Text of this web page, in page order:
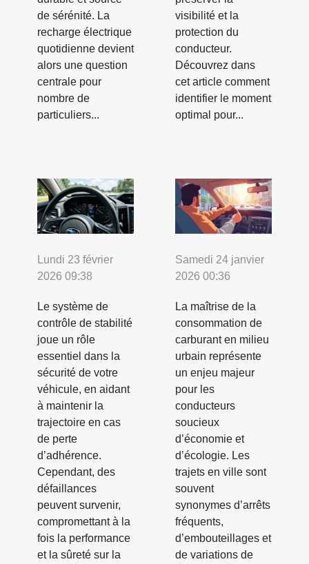
de sérénité. La
recharge électrique
quotidienne devient
alors une question
centrale pour
nombre de
particuliers...
visibilité et la
protection du
conducteur.
Découvrez dans
cet article comment
identifier le moment
optimal pour...
Lundi 23 février
2026 09:38
Le système de
contrôle de stabilité
joue un rôle
essentiel dans la
sécurité de votre
véhicule, en aidant
à maintenir la
trajectoire en cas
de perte
d’adhérence.
Cependant, des
défaillances
peuvent survenir,
compromettant à la
fois la performance
et la sûreté sur la
Samedi 24 janvier
2026 00:36
La maîtrise de la
consommation de
carburant en milieu
urbain représente
un enjeu majeur
pour les
conducteurs
soucieux
d’économie et
d’écologie. Les
trajets en ville sont
souvent
synonymes d’arrêts
fréquents,
d’embouteillages et
de variations de